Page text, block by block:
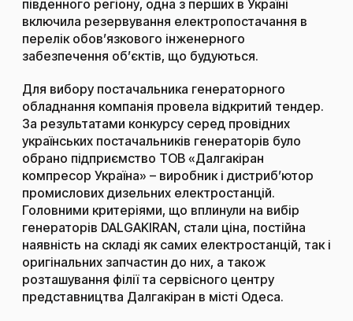
південного регіону, одна з перших в Україні
включила резервування електропостачання в
перелік обов’язкового інженерного
забезпечення об’єктів, що будуються.
Для вибору постачальника генераторного
обладнання компанія провела відкритий тендер.
За результатами конкурсу серед провідних
українських постачальників генераторів було
обрано підприємство ТОВ «Далгакіран
компресор Україна» – виробник і дистриб’ютор
промислових дизельних електростанцій.
Головними критеріями, що вплинули на вибір
генераторів DALGAKIRAN, стали ціна, постійна
наявність на складі як самих електростанцій, так і
оригінальних запчастин до них, а також
розташування філії та сервісного центру
представництва Далгакіран в місті Одеса.